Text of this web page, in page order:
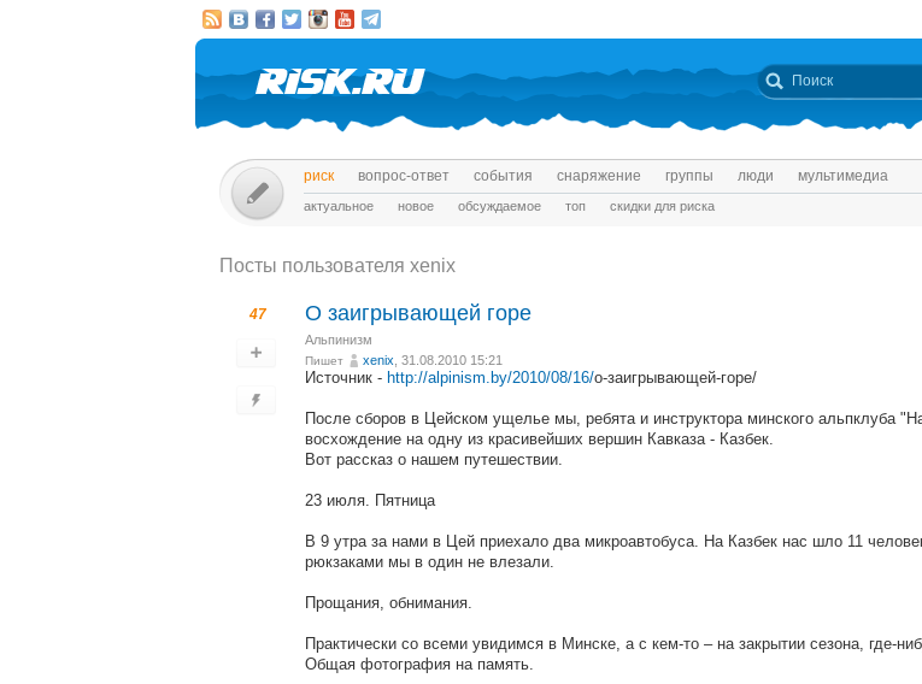
риск вопрос-ответ события снаряжение группы люди мультимедиа
актуальное новое обсуждаемое топ скидки для риска
Посты пользователя xenix
47 О заигрывающей горе
Альпинизм
Пишет xenix , 31.08.2010 15:21
Источник - http://alpinism.by/2010/08/16/о-заигрывающей-горе/
После сборов в Цейском ущелье мы, ребята и инструктора минского альпклуба
восхождение на одну из красивейших вершин Кавказа - Казбек.
Вот рассказ о нашем путешествии.
23 июля. Пятница
В 9 утра за нами в Цей приехало два микроавтобуса. На Казбек нас шло 11
рюкзаками мы в один не влезали.
Прощания, обнимания.
Практически со всеми увидимся в Минске, а с кем-то – на закрытии сезона, где-
Общая фотография на память.